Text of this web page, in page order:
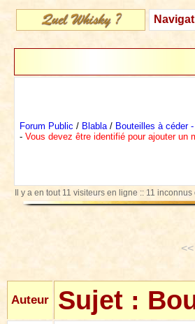
Forum Public / Blabla/ Bouteilles à céder
- Vous devez être identifié pour ajouter un
Il y a en tout 11 visiteurs en ligne :: 11
Auteur Sujet :